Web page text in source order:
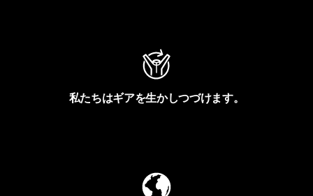
私たちはギアを生かしつづけます。